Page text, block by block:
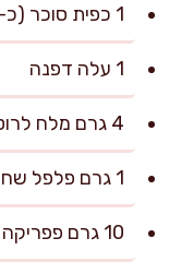
1 כפית סוכר (כ-4 גרם)
1 עלה דפנה
4 גרם מלח לרוטב (כ-0.75 כפית), או לפי הטעם
1 גרם פלפל שחור לרוטב (כ-0.5 כפית)
10 גרם פפריקה מתוקה לרוטב (כ-2 כפיות)